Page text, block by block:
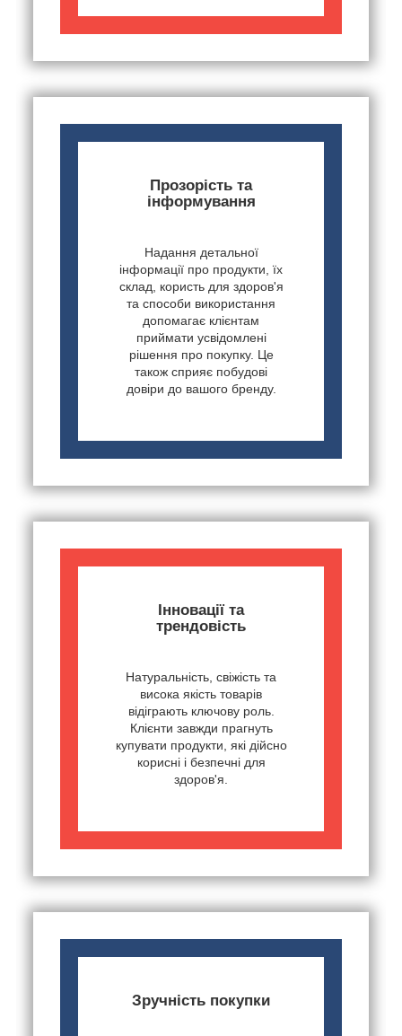
Прозорість та
інформування
Надання детальної
інформації про продукти, їх
склад, користь для здоров'я
та способи використання
допомагає клієнтам
приймати усвідомлені
рішення про покупку. Це
також сприяє побудові
довіри до вашого бренду.
Інновації та
трендовість
Натуральність, свіжість та
висока якість товарів
відіграють ключову роль.
Клієнти завжди прагнуть
купувати продукти, які дійсно
корисні і безпечні для
здоров'я.
Зручність покупки